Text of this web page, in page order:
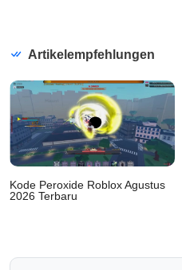
Artikelempfehlungen
Kode Peroxide Roblox Agustus
2026 Terbaru